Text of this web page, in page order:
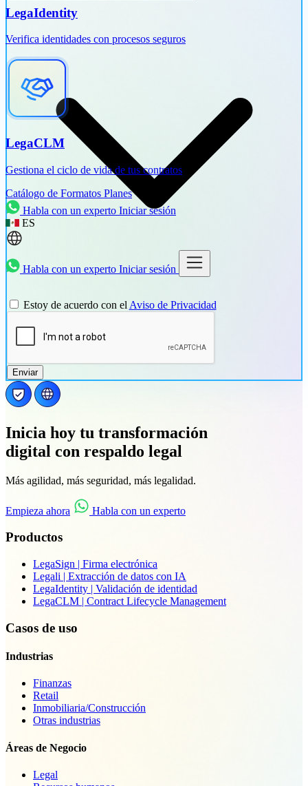
LegaIdentity
Verifica identidades con procesos seguros
LegaCLM
Gestiona el ciclo de vida de tus contratos
Catálogo de Formatos Planes
Habla con un experto Iniciar sesión
ES
Habla con un experto Iniciar sesión
Estoy de acuerdo con el Aviso de Privacidad
Enviar
Inicia hoy tu transformación
digital con respaldo legal
Más agilidad, más seguridad, más legalidad.
Empieza ahora Habla con un experto
Productos
LegaSign | Firma electrónica
Legali | Extracción de datos con IA
LegaIdentity | Validación de identidad
LegaCLM | Contract Lifecycle Management
Casos de uso
Industrias
Finanzas
Retail
Inmobiliaria/Construcción
Otras industrias
Áreas de Negocio
Legal